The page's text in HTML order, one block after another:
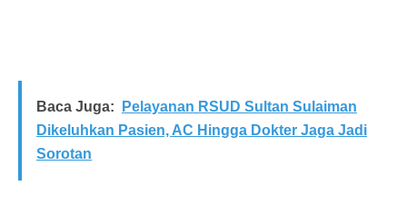
Baca Juga:
Pelayanan RSUD Sultan Sulaiman
Dikeluhkan Pasien, AC Hingga Dokter Jaga Jadi
Sorotan